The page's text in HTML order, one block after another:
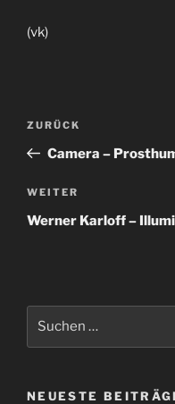
(vk)
Beitragsnavigation
Vorheriger
Beitrag
ZURÜCK
Camera –
Nächster
Beitrag
WEITER
Werner Karloff –
NEUESTE